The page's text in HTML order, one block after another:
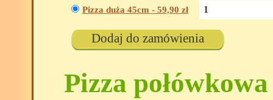
Pizza duża 45cm - 59,90 zł
Dodaj do zamówienia
Pizza połówkowa